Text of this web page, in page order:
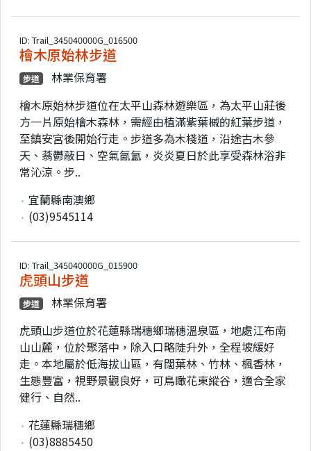
ID: Trail_345040000G_016500
檜木原始林步道
步道
林業保育署
檜木原始林步道位在太平山森林遊樂區，為太平山莊後
方一片原始檜木森林，需經由植滿紫葉槭的紅葉步道，
至鎮安宮後開始行走。步道多為木棧道，沿途古木參
天、蓊鬱蔽日、空氣氤氳，炎炎夏日於此享受森林浴非
常沁涼。步..
宜蘭縣南澳鄉
(03)9545114
ID: Trail_345040000G_015900
虎頭山步道
步道
林業保育署
虎頭山步道位於花蓮縣瑞穗鄉瑞穗溫泉區，地處江布南
山山麓，位於聚落中，除入口略陡升外，全程坡緩好
走。本地屬於低海拔山區，有闊葉林、竹林、楓香林，
生態豐富，視野景觀良好，可鳥瞰花東縱谷，適合全家
健行、自然..
花蓮縣瑞穗鄉
(03)8885450